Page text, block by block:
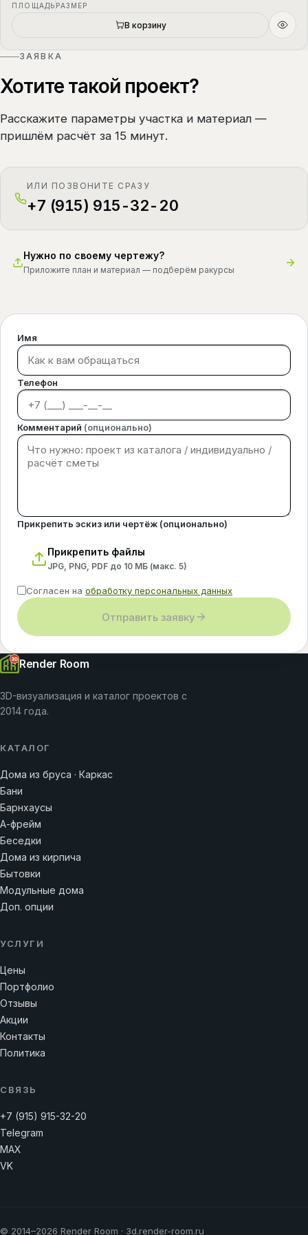
ПЛОЩАДЬ РАЗМЕР
В корзину
ЗАЯВКА
Хотите такой проект?
Расскажите параметры участка и материал —
пришлём расчёт за 15 минут.
ИЛИ ПОЗВОНИТЕ СРАЗУ
+7 (915) 915-32-20
Нужно по своему чертежу?
Приложите план и материал — подберём ракурсы
Имя
Телефон
Комментарий (опционально)
Прикрепить эскиз или чертёж (опционально)
Прикрепить файлы
JPG, PNG, PDF до 10 МБ (макс. 5)
Согласен на обработку персональных данных
Отправить заявку
Render Room
3D-визуализация и каталог проектов с
2014 года.
КАТАЛОГ
Дома из бруса · Каркас
Бани
Барнхаусы
А-фрейм
Беседки
Дома из кирпича
Бытовки
Модульные дома
Доп. опции
УСЛУГИ
Цены
Портфолио
Отзывы
Акции
Контакты
Политика
СВЯЗЬ
+7 (915) 915-32-20
Telegram
MAX
VK
© 2014–2026 Render Room · 3d.render-room.ru